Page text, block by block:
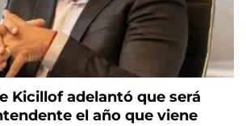
Kicillof adelantó que será
el año que viene